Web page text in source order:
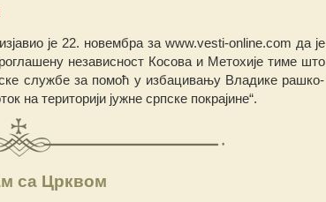
је 22. новембра за www.vesti-online.com да је
независност Косова и Метохије тиме што
службе за помоћ у избацивању Владике рашко-
на територији јужне српске покрајине“.
са Црквом